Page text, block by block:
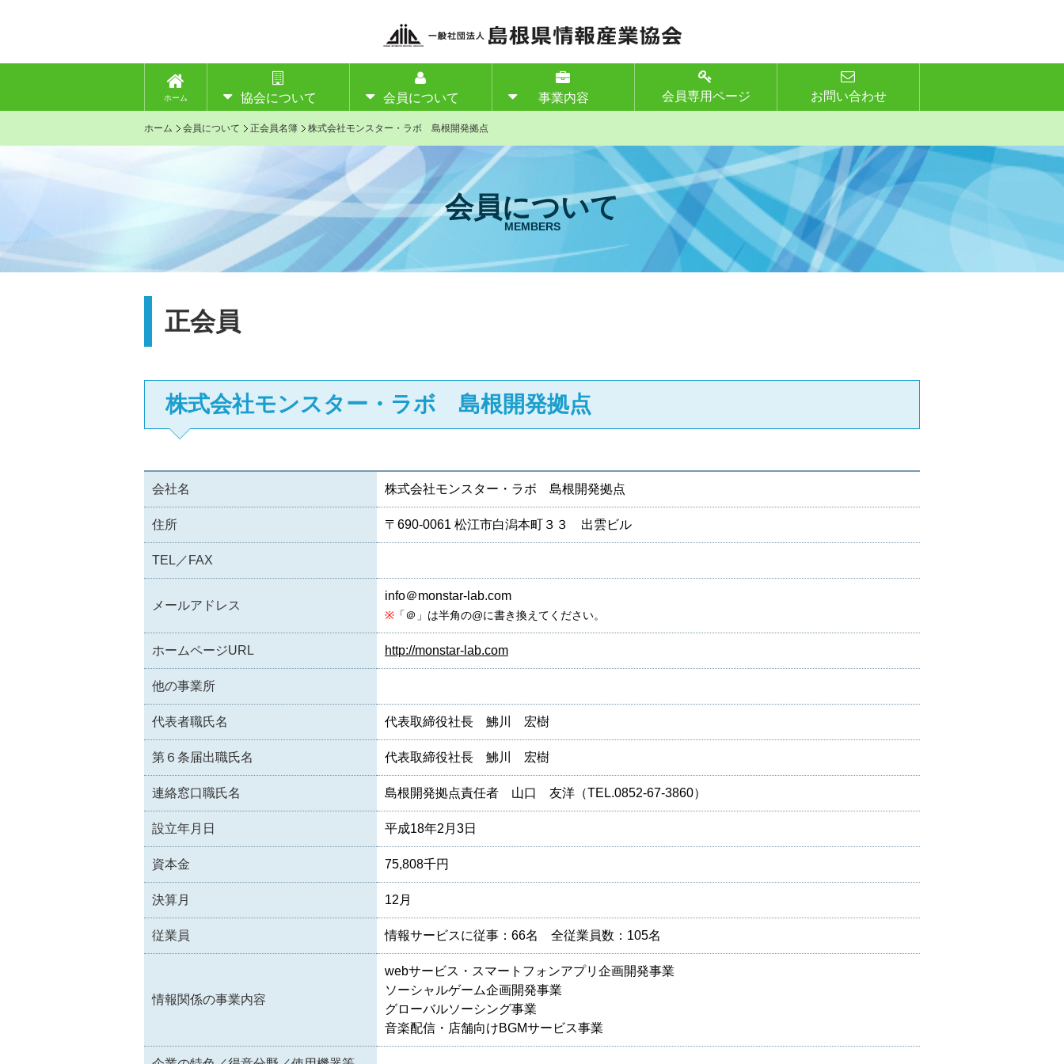
ホーム 協会について 会員について 事業内容 会員専用ページ お問い合わせ
ホーム 会員について 正会員名簿 株式会社モンスター・ラボ 島根開発拠点
会員について
MEMBERS
正会員
株式会社モンスター・ラボ 島根開発拠点
会社名 株式会社モンスター・ラボ 島根開発拠点
住所 〒690-0061 松江市白潟本町３３ 出雲ビル
TEL／FAX
メールアドレス
info＠monstar-lab.com
※ 「＠」は半角の@に書き換えてください。
ホームページURL http://monstar-lab.com
他の事業所
代表者職氏名 代表取締役社長 鮄川 宏樹
第６条届出職氏名 代表取締役社長 鮄川 宏樹
連絡窓口職氏名 島根開発拠点責任者 山口 友洋（TEL.0852-67-3860）
設立年月日 平成18年2月3日
資本金 75,808千円
決算月 12月
従業員 情報サービスに従事：66名 全従業員数：105名
情報関係の事業内容
webサービス・スマートフォンアプリ企画開発事業
ソーシャルゲーム企画開発事業
グローバルソーシング事業
音楽配信・店舗向けBGMサービス事業